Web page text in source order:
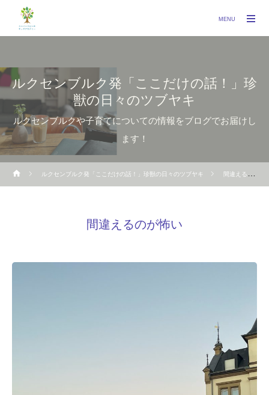
ルクセンブルク発「ここだけの話！」珍
獣の日々のツブヤキ
ルクセンブルクや子育てについての情報をブログでお届けし
ます！
ルクセンブルク発「ここだけの話！」珍獣の日々のツブヤキ 間違えるのが怖い
間違えるのが怖い
MENU